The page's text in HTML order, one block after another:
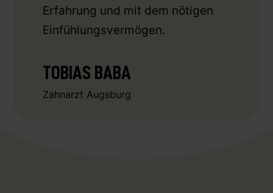
Erfahrung und mit dem nötigen
Einfühlungsvermögen.
TOBIAS BABA
Zahnarzt Augsburg